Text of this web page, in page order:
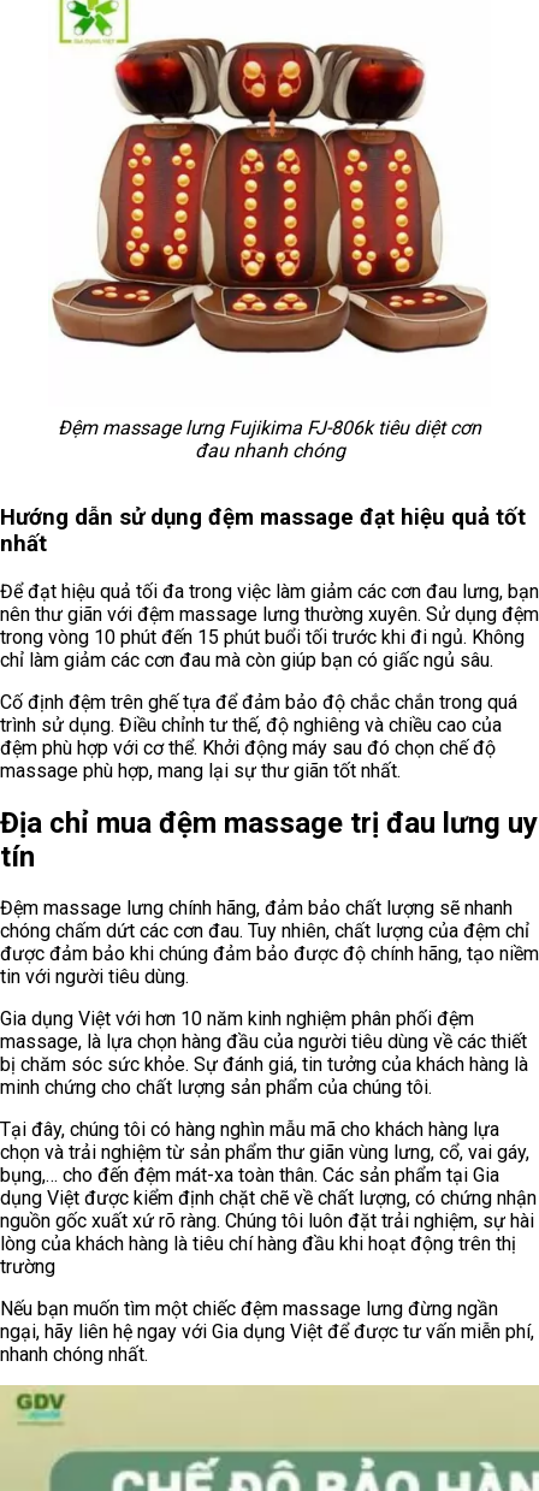
Đệm massage lưng Fujikima FJ-806k tiêu diệt cơn
đau nhanh chóng
Hướng dẫn sử dụng đệm massage đạt hiệu quả tốt
nhất
Để đạt hiệu quả tối đa trong việc làm giảm các cơn đau lưng, bạn
nên thư giãn với đệm massage lưng thường xuyên. Sử dụng đệm
trong vòng 10 phút đến 15 phút buổi tối trước khi đi ngủ. Không
chỉ làm giảm các cơn đau mà còn giúp bạn có giấc ngủ sâu.
Cố định đệm trên ghế tựa để đảm bảo độ chắc chắn trong quá
trình sử dụng. Điều chỉnh tư thế, độ nghiêng và chiều cao của
đệm phù hợp với cơ thể. Khởi động máy sau đó chọn chế độ
massage phù hợp, mang lại sự thư giãn tốt nhất.
Địa chỉ mua đệm massage trị đau lưng uy
tín
Đệm massage lưng chính hãng, đảm bảo chất lượng sẽ nhanh
chóng chấm dứt các cơn đau. Tuy nhiên, chất lượng của đệm chỉ
được đảm bảo khi chúng đảm bảo được độ chính hãng, tạo niềm
tin với người tiêu dùng.
Gia dụng Việt với hơn 10 năm kinh nghiệm phân phối đệm
massage, là lựa chọn hàng đầu của người tiêu dùng về các thiết
bị chăm sóc sức khỏe. Sự đánh giá, tin tưởng của khách hàng là
minh chứng cho chất lượng sản phẩm của chúng tôi.
Tại đây, chúng tôi có hàng nghìn mẫu mã cho khách hàng lựa
chọn và trải nghiệm từ sản phẩm thư giãn vùng lưng, cổ, vai gáy,
bụng,… cho đến đệm mát-xa toàn thân. Các sản phẩm tại Gia
dụng Việt được kiểm định chặt chẽ về chất lượng, có chứng nhận
nguồn gốc xuất xứ rõ ràng. Chúng tôi luôn đặt trải nghiệm, sự hài
lòng của khách hàng là tiêu chí hàng đầu khi hoạt động trên thị
trường
Nếu bạn muốn tìm một chiếc đệm massage lưng đừng ngần
ngại, hãy liên hệ ngay với Gia dụng Việt để được tư vấn miễn phí,
nhanh chóng nhất.